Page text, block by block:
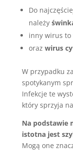
Do
należy
inny wirus to
oraz wirus
W przypadku
spotykanym
Infekcje te
który sprzyja
Na podstawie
istotna jest
Mogą one